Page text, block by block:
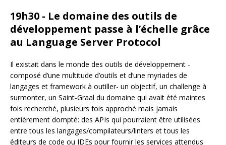
19h30 - Le domaine des outils de
développement passe à l’échelle grâce
au Language Server Protocol
Il existait dans le monde des outils de développement -
composé d’une multitude d’outils et d’une myriades de
langages et framework à outiller- un objectif, un challenge à
surmonter, un Saint-Graal du domaine qui avait été maintes
fois recherché, plusieurs fois approché mais jamais
entièrement dompté: des APIs qui pourraient être utilisées
entre tous les langages/compilateurs/linters et tous les
éditeurs de code ou IDEs pour fournir les services attendus